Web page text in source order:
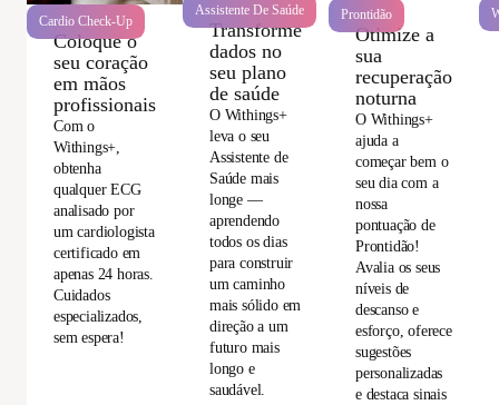
Cardio Check-Up
Coloque o
seu coração
em mãos
profissionais
Com o
Withings+,
obtenha
qualquer ECG
analisado por
um cardiologista
certificado em
apenas 24 horas.
Cuidados
especializados,
sem espera!
Assistente De Saúde
Transforme
dados no
seu plano
de saúde
O Withings+
leva o seu
Assistente de
Saúde mais
longe —
aprendendo
todos os dias
para construir
um caminho
mais sólido em
direção a um
futuro mais
longo e
saudável.
Prontidão
Otimize a
sua
recuperação
noturna
O Withings+
ajuda a
começar bem o
seu dia com a
nossa
pontuação de
Prontidão!
Avalia os seus
níveis de
descanso e
esforço, oferece
sugestões
personalizadas
e destaca sinais